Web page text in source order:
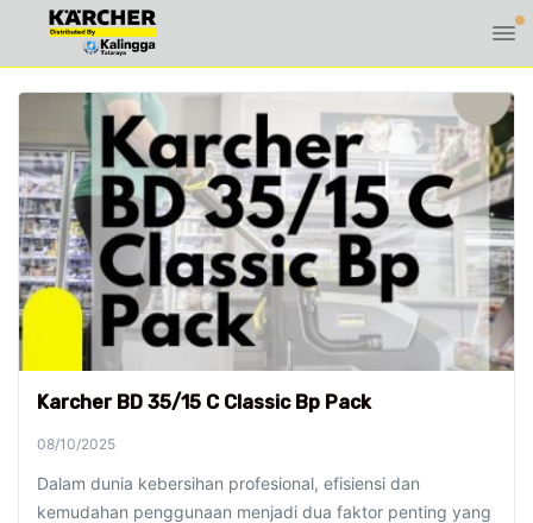
Karcher BD 35/15 C Classic Bp Pack
08/10/2025
Dalam dunia kebersihan profesional, efisiensi dan
kemudahan penggunaan menjadi dua faktor penting yang